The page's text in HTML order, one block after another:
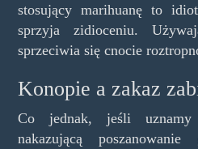
stosujący marihuanę to
sprzyja zidioceniu.
sprzeciwia się cnocie
Konopie a zakaz
Co jednak, jeśli uznamy
nakazującą